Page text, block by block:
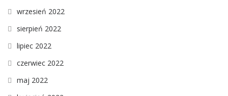
wrzesień 2022
sierpień 2022
lipiec 2022
czerwiec 2022
maj 2022